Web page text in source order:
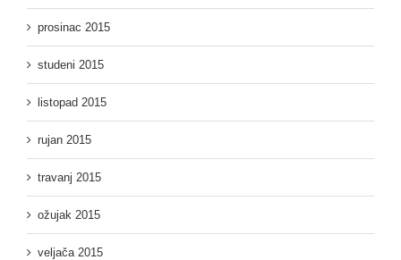
prosinac 2015
studeni 2015
listopad 2015
rujan 2015
travanj 2015
ožujak 2015
veljača 2015